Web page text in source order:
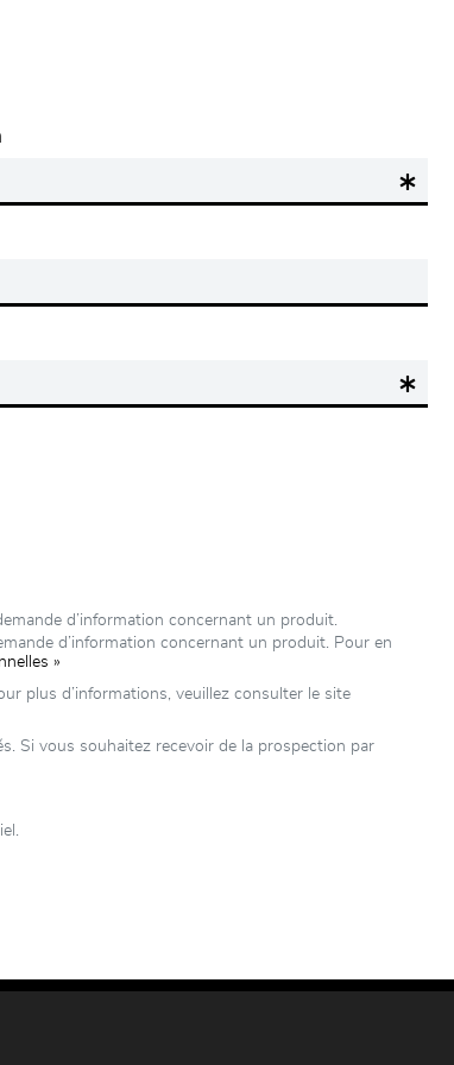
d’information concernant un produit.
d’information concernant un produit. Pour en
»
plus d’informations, veuillez consulter le site
Si vous souhaitez recevoir de la prospection par